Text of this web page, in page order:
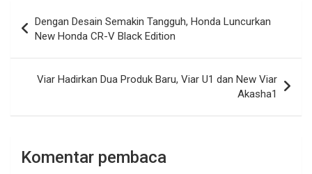
pos
Dengan Desain Semakin Tangguh, Honda Luncurkan
New Honda CR-V Black Edition
Viar Hadirkan Dua Produk Baru, Viar U1 dan New Viar
Akasha1
Komentar pembaca